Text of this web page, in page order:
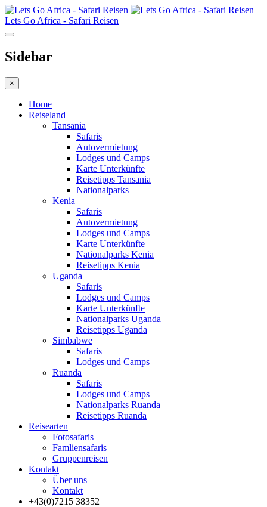
Lets Go Africa - Safari Reisen
Sidebar
×
Home
Reiseland
Tansania
Safaris
Autovermietung
Lodges und Camps
Karte Unterkünfte
Reisetipps Tansania
Nationalparks
Kenia
Safaris
Autovermietung
Lodges und Camps
Karte Unterkünfte
Nationalparks Kenia
Reisetipps Kenia
Uganda
Safaris
Lodges und Camps
Karte Unterkünfte
Nationalparks Uganda
Reisetipps Uganda
Simbabwe
Safaris
Lodges und Camps
Ruanda
Safaris
Lodges und Camps
Nationalparks Ruanda
Reisetipps Ruanda
Reisearten
Fotosafaris
Famliensafaris
Gruppenreisen
Kontakt
Über uns
Kontakt
+43(0)7215 38352